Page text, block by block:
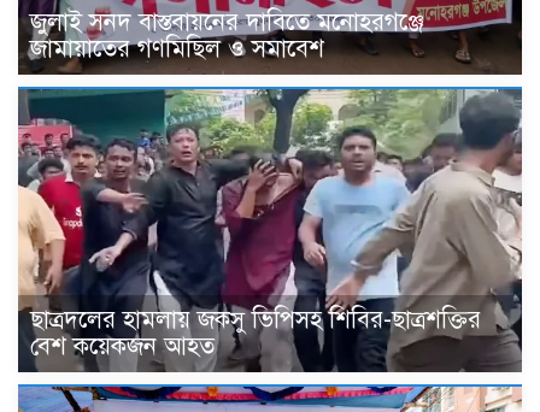
জুলাই সনদ বাস্তবায়নের দাবিতে মনোহরগঞ্জে
জামায়াতের গণমিছিল ও সমাবেশ
ছাত্রদলের হামলায় জকসু ভিপিসহ শিবির-ছাত্রশক্তির
বেশ কয়েকজন আহত